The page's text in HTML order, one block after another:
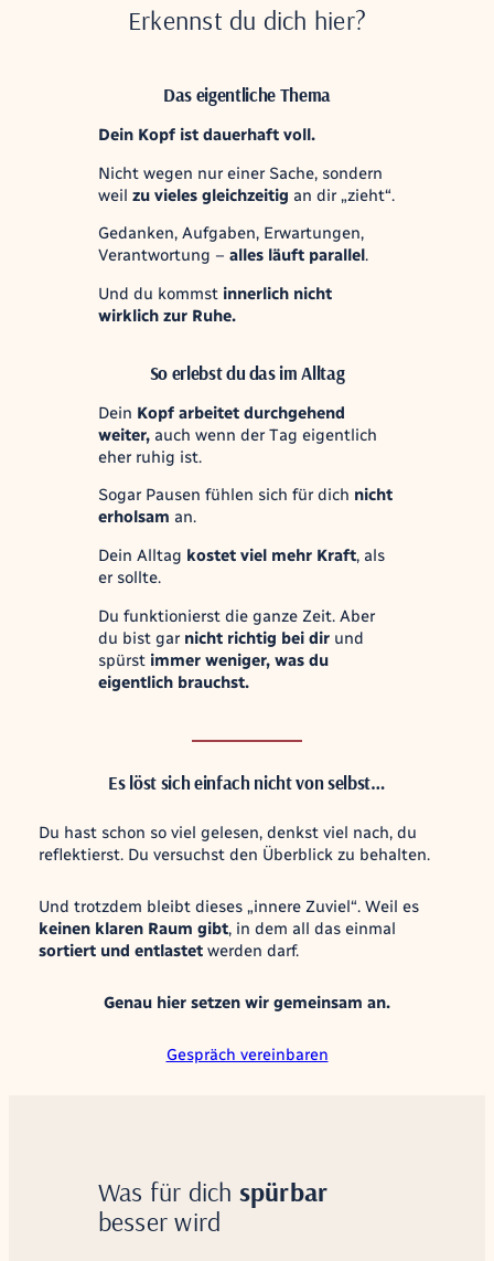
Erkennst du dich hier?
Das eigentliche Thema
Dein Kopf ist dauerhaft voll.
Nicht wegen nur einer Sache, sondern
weil zu vieles gleichzeitig an dir „zieht“.
Gedanken, Aufgaben, Erwartungen,
Verantwortung – alles läuft parallel.
Und du kommst innerlich nicht
wirklich zur Ruhe.
So erlebst du das im Alltag
Dein Kopf arbeitet durchgehend
weiter,auch wenn der Tag eigentlich
eher ruhig ist.
Sogar Pausen fühlen sich für dich nicht
erholsam an.
Dein Alltag kostet viel mehr Kraft, als
er sollte.
Du funktionierst die ganze Zeit. Aber
du bist gar nicht richtig bei dirund
spürst immer weniger, was du
eigentlich brauchst.
Es löst sich einfach nicht von selbst…
Du hast schon so viel gelesen, denkst viel nach, du
reflektierst. Du versuchst den Überblick zu behalten.
Und trotzdem bleibt dieses „innere Zuviel“. Weil es
keinen klaren Raum gibt, in dem all das einmal
sortiert und entlastetwerden darf.
Genau hier setzen wir gemeinsam an.
Gespräch vereinbaren
Was für dich spürbar
besser wird